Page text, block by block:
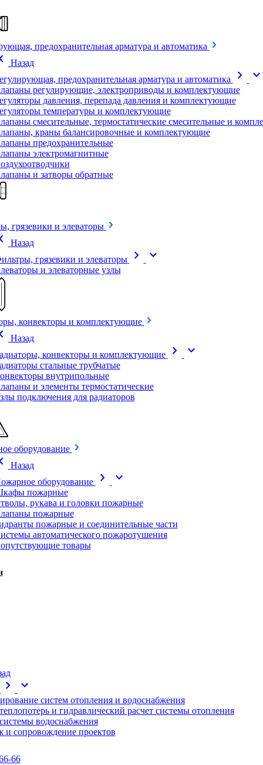
предохранительная арматура и автоматика
Назад
предохранительная арматура и автоматика
chevron_right expand_more
регулирующие, электроприводы и комплектующие
давления, перепада давления и комплектующие
температуры и комплектующие
смесительные, термостатические смесительные и
краны балансировочные и комплектующие
предохранительные
электромагнитные
и затворы обратные
грязевики и элеваторы
Назад
грязевики и элеваторы
chevron_right expand_more
и элеваторные узлы
конвекторы и комплектующие
Назад
конвекторы и комплектующие
chevron_right expand_more
стальные трубчатые
внутрипольные
и элементы термостатические
подключения для радиаторов
оборудование
Назад
оборудование
chevron_right expand_more
пожарные
рукава и головки пожарные
пожарные
пожарные и соединительные части
автоматического пожаротушения
товары
chevron_right expand_more
систем отопления и водоснабжения
и гидравлический расчет системы отопления
водоснабжения
и сопровождение проектов
66